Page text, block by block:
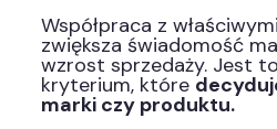
Współpraca z
zwiększa świadomość
wzrost sprzedaży. Jest
kryterium, które
marki czy produktu.